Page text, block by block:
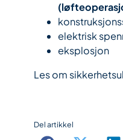
elektrisk
eksplosjon
Les om
Del artikkel